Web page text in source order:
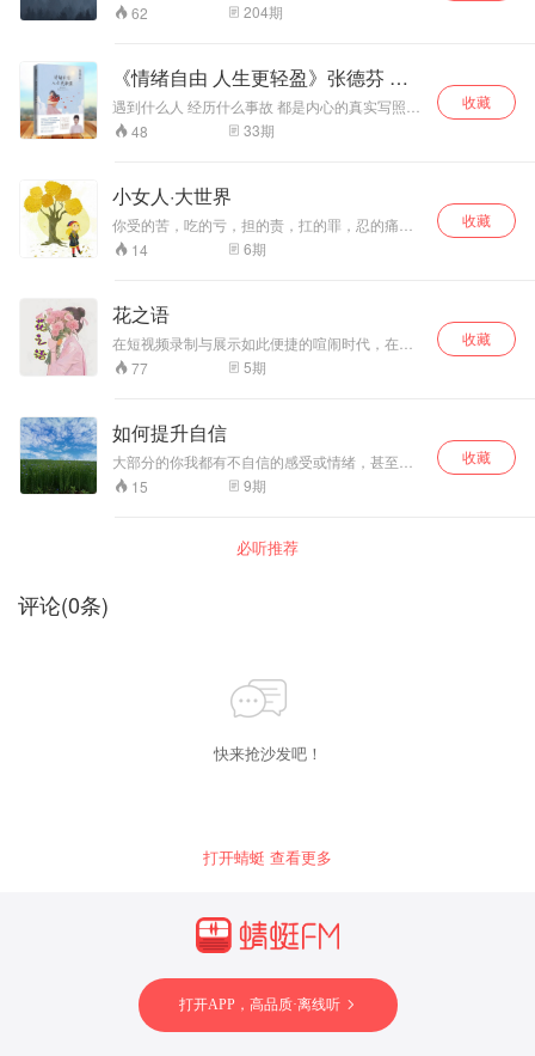
62
204期
《情绪自由 人生更轻盈》张德芬 精
读
遇到什么人 经历什么事故 都是内心的真实写照
所以照顾好哦的情绪 人生才会大不同
48 33期
收藏
小女人·大世界
你受的苦，吃的亏，担的责，扛的罪，忍的痛，
到最后都会变成光，照亮你的路。《小女人·大世
界》分享女人心事。
14 6期
收藏
花之语
在短视频录制与展示如此便捷的喧闹时代，在人
人皆可主播的互联网，我想，自己可以花时间用
文字与声音记录不断成长的生活。
77 5期
收藏
如何提升自信
大部分的你我都有不自信的感受或情绪，甚至深
受其害。那么，或许，这些文字可以帮到你
15 9期
收藏
必听推荐
评论(0条)
快来抢沙发吧！
打开蜻蜓 查看更多
打开APP，高品质·离线听